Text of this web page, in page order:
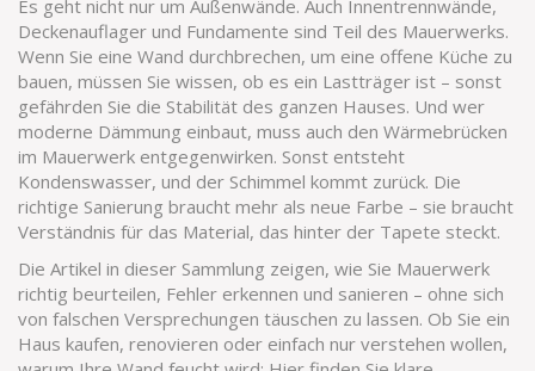
Es geht nicht nur um Außenwände. Auch Innentrennwände,
Deckenauflager und Fundamente sind Teil des Mauerwerks.
Wenn Sie eine Wand durchbrechen, um eine offene Küche zu
bauen, müssen Sie wissen, ob es ein Lastträger ist – sonst
gefährden Sie die Stabilität des ganzen Hauses. Und wer
moderne Dämmung einbaut, muss auch den Wärmebrücken
im Mauerwerk entgegenwirken. Sonst entsteht
Kondenswasser, und der Schimmel kommt zurück. Die
richtige Sanierung braucht mehr als neue Farbe – sie braucht
Verständnis für das Material, das hinter der Tapete steckt.
Die Artikel in dieser Sammlung zeigen, wie Sie Mauerwerk
richtig beurteilen, Fehler erkennen und sanieren – ohne sich
von falschen Versprechungen täuschen zu lassen. Ob Sie ein
Haus kaufen, renovieren oder einfach nur verstehen wollen,